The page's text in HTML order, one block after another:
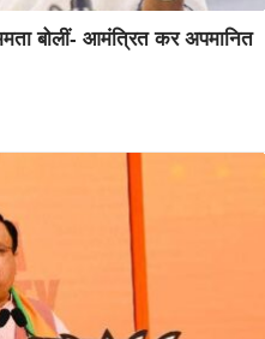
बोलीं- आमंत्रित कर अपमानित